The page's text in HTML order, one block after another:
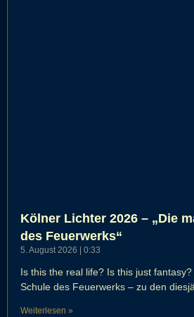
Kölner Lichter 2026 – „Die
des Feuerwerks“
5. August 2026 0:33
Is this the real life? Is this just
Schule des Feuerwerks – zu den
Weiterlesen »